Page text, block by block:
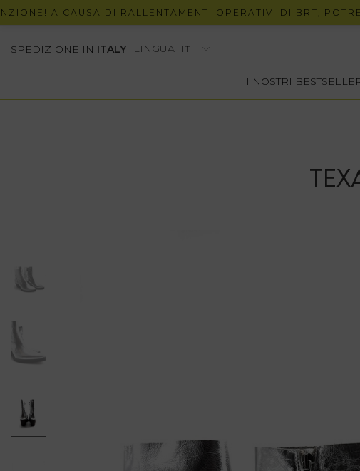
A CAUSA DI RALLENTAMENTI OPERATIVI DI BRT,
SPEDIZIONE IN ITALY LINGUA
I NOSTRI